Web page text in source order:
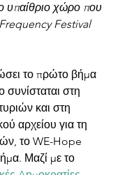
υπαίθριο χώρο που
Festival
το πρώτο βήμα
συνίσταται στη
και στη
αρχείου για τη
το WE-Hope
Μαζί με το